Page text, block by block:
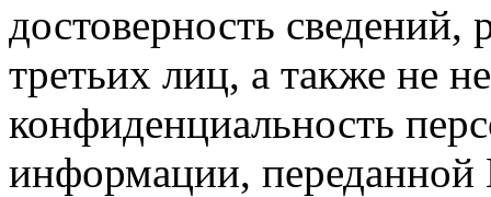
достоверность
третьих лиц, а также не
конфиденциальность
информации, переданной